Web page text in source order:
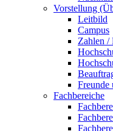
Vorstellung
Leitbild
Campus
Zahlen /
Freunde
Fachbereiche